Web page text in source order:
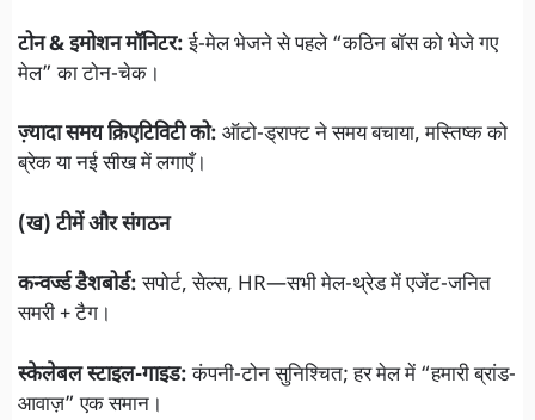
टोन & इमोशन मॉनिटर:ई-मेल भेजने से पहले “कठिन बॉस को भेजे गए
मेल” का टोन-चेक।
ज़्यादा समय क्रिएटिविटी को: ऑटो-ड्राफ्ट ने समय बचाया, मस्तिष्क को
ब्रेक या नई सीख में लगाएँ।
(ख) टीमें और संगठन
कन्वर्ज्ड डैशबोर्ड:सपोर्ट, सेल्स, HR—सभी मेल-थ्रेड में एजेंट-जनित
समरी + टैग।
स्केलेबल स्टाइल-गाइड:कंपनी-टोन सुनिश्चित; हर मेल में “हमारी ब्रांड-
आवाज़” एक समान।